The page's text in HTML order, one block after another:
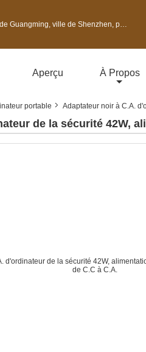
de Shenzhen, province du Guangdong, Chine
Aperçu À Propos
portable Adaptateur noir à C.A.
de la sécurité 42W,